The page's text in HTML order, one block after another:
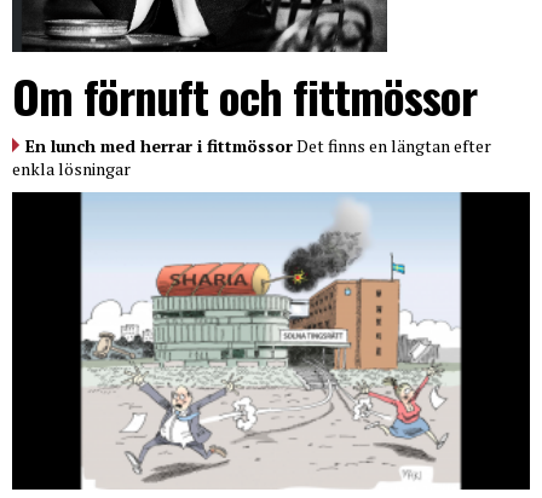
Om förnuft och fittmössor
En lunch med herrar i fittmössorDet finns en längtan efter
enkla lösningar